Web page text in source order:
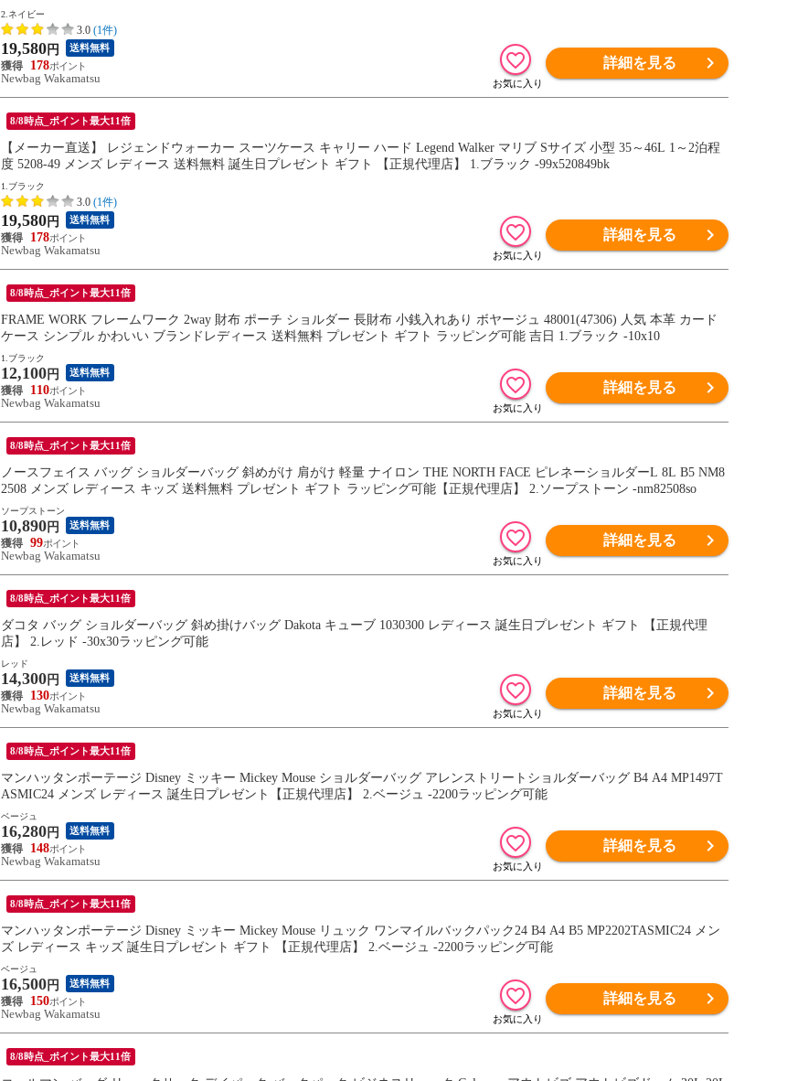
2.ネイビー
3.0 (1件)
19,580 円 送料無料
178
Newbag Wakamatsu
詳細を見る
8/8時点_ポイント最大11倍
【メーカー直送】 レジェンドウォーカー スーツケース キャリー ハード Legend Walker マリブ Sサイズ 小型 35～46L 1～2泊程
度 5208-49 メンズ レディース 送料無料 誕生日プレゼント ギフト 【正規代理店】 1.ブラック -99x520849bk
1.ブラック
3.0 (1件)
19,580 円 送料無料
178
Newbag Wakamatsu
詳細を見る
8/8時点_ポイント最大11倍
FRAME WORK フレームワーク 2way 財布 ポーチ ショルダー 長財布 小銭入れあり ボヤージュ 48001(47306) 人気 本革 カード
ケース シンプル かわいい ブランドレディース 送料無料 プレゼント ギフト ラッピング可能 吉日 1.ブラック -10x10
1.ブラック
12,100 円 送料無料
110
Newbag Wakamatsu
詳細を見る
8/8時点_ポイント最大11倍
ノースフェイス バッグ ショルダーバッグ 斜めがけ 肩がけ 軽量 ナイロン THE NORTH FACE ピレネーショルダーL 8L B5 NM8
2508 メンズ レディース キッズ 送料無料 プレゼント ギフト ラッピング可能【正規代理店】 2.ソープストーン -nm82508so
ソープストーン
10,890 円 送料無料
99
Newbag Wakamatsu
詳細を見る
8/8時点_ポイント最大11倍
ダコタ バッグ ショルダーバッグ 斜め掛けバッグ Dakota キューブ 1030300 レディース 誕生日プレゼント ギフト 【正規代理
店】 2.レッド -30x30ラッピング可能
レッド
14,300 円 送料無料
130
Newbag Wakamatsu
詳細を見る
8/8時点_ポイント最大11倍
マンハッタンポーテージ Disney ミッキー Mickey Mouse ショルダーバッグ アレンストリートショルダーバッグ B4 A4 MP1497T
ASMIC24 メンズ レディース 誕生日プレゼント【正規代理店】 2.ベージュ -2200ラッピング可能
ベージュ
16,280 円 送料無料
148
Newbag Wakamatsu
詳細を見る
8/8時点_ポイント最大11倍
マンハッタンポーテージ Disney ミッキー Mickey Mouse リュック ワンマイルバックパック24 B4 A4 B5 MP2202TASMIC24 メン
ズ レディース キッズ 誕生日プレゼント ギフト 【正規代理店】 2.ベージュ -2200ラッピング可能
ベージュ
16,500 円 送料無料
150
Newbag Wakamatsu
詳細を見る
8/8時点_ポイント最大11倍